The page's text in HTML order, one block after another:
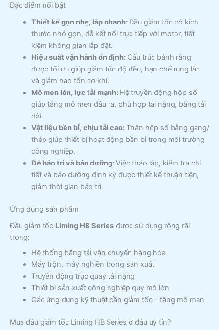
Đặc điểm nổi bật
Thiết kế gọn nhẹ, lắp nhanh:Đầu giảm tốc có kích
thước nhỏ gọn, dễ kết nối trực tiếp với motor, tiết
kiệm không gian lắp đặt.
Hiệu suất vận hành ổn định: Cấu trúc bánh răng
được tối ưu giúp giảm tốc độ đều, hạn chế rung lắc
và giảm hao tổn cơ khí.
Mô men lớn, lực tải mạnh: Hệ truyền động hộp số
giúp tăng mô men đầu ra, phù hợp tải nặng, băng tải
dài.
Vật liệu bền bỉ, chịu tải cao: Thân hộp số bằng gang/
thép giúp thiết bị hoạt động bền bỉ trong môi trường
công nghiệp.
Dễ bảo trì và bảo dưỡng:Việc tháo lắp, kiểm tra chi
tiết và bảo dưỡng định kỳ được thiết kế thuận tiện,
giảm thời gian bảo trì.
Ứng dụng sản phẩm
Đầu giảm tốc Liming HB Series được sử dụng rộng rãi
trong:
Hệ thống băng tải vận chuyển hàng hóa
Máy trộn, máy nghiền trong sản xuất
Truyền động trục quay tải nặng
Thiết bị sản xuất công nghiệp quy mô lớn
Các ứng dụng kỹ thuật cần giảm tốc – tăng mô men
Mua đầu giảm tốc Liming HB Series ở đâu uy tín?